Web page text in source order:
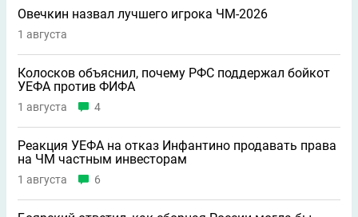
Овечкин назвал лучшего игрока ЧМ-2026
1 августа
Колосков объяснил, почему РФС поддержал бойкот
УЕФА против ФИФА
1 августа 4
Реакция УЕФА на отказ Инфантино продавать права
на ЧМ частным инвесторам
1 августа 6